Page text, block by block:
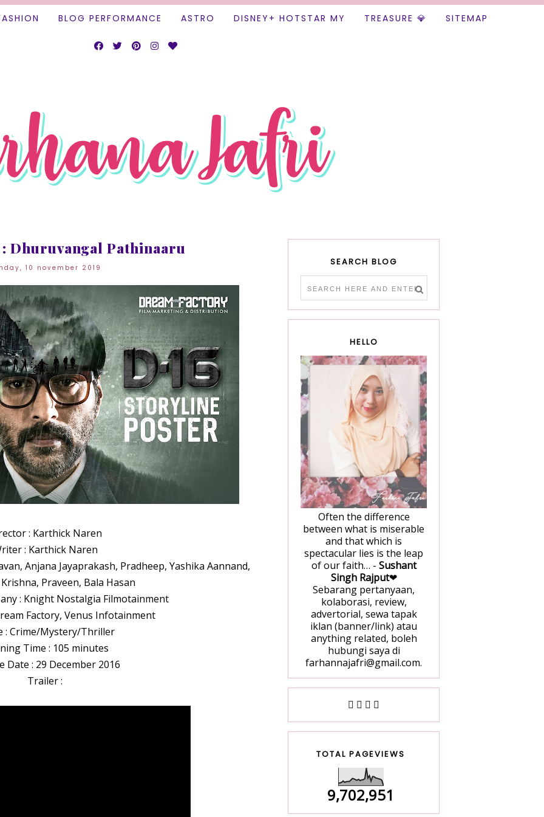
BLOG PERFORMANCE ASTRO DISNEY+ HOTSTAR MY TREASURE 💎 SITEMAP
: Dhuruvangal Pathinaaru
10 november 2019
: Karthick Naren
: Karthick Naren
Anjana Jayaprakash, Pradheep, Yashika Aannand,
Praveen, Bala Hasan
: Knight Nostalgia Filmotainment
Factory, Venus Infotainment
: Crime/Mystery/Thriller
Time : 105 minutes
Date : 29 December 2016
Trailer :
SEARCH BLOG
HELLO
Often the difference
between what is miserable
and that which is
spectacular lies is the leap
of our faith… - Sushant
Singh Rajput❤
Sebarang pertanyaan,
kolaborasi, review,
advertorial, sewa tapak
iklan (banner/link) atau
anything related, boleh
hubungi saya di
farhannajafri@gmail.com.
TOTAL PAGEVIEWS
9,702,951